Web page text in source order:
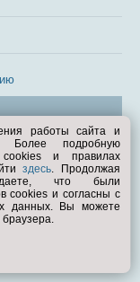
работы сайта и
Более подробную
и правилах
здесь. Продолжая
что были
cookies и согласны с
данных. Вы можете